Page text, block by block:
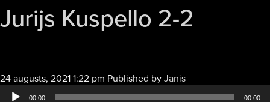
Jurijs Kuspello 2-2
24 augusts, 2021 1:22 pm Published byJānisAudio
atskaņotājs
00:00 00:00